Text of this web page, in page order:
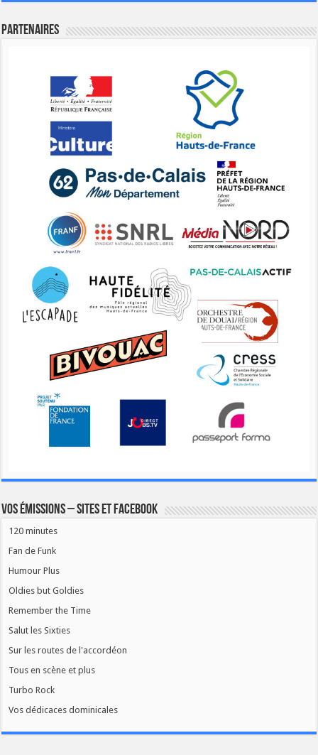
Partenaires
Vos émissions – Sites et Facebook
120 minutes
Fan de Funk
Humour Plus
Oldies but Goldies
Remember the Time
Salut les Sixties
Sur les routes de l'accordéon
Tous en scène et plus
Turbo Rock
Vos dédicaces dominicales